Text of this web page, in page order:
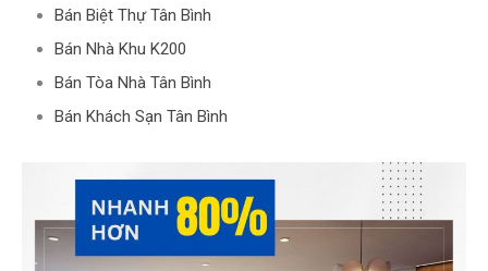
Bán Biệt Thự Tân Bình
Bán Nhà Khu K200
Bán Tòa Nhà Tân Bình
Bán Khách Sạn Tân Bình